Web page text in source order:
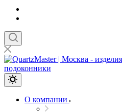
О компании